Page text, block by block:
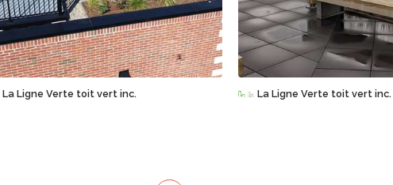
Sauvegarder
La Ligne Verte toit vert inc. La Ligne Verte toit vert inc.